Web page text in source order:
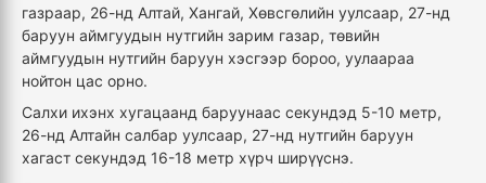
газраар, 26-нд Алтай, Хангай, Хөвсгөлийн уулсаар, 27-нд
баруун аймгуудын нутгийн зарим газар, төвийн
аймгуудын нутгийн баруун хэсгээр бороо, уулаараа
нойтон цас орно.
Салхи ихэнх хугацаанд баруунаас секундэд 5-10 метр,
26-нд Алтайн салбар уулсаар, 27-нд нутгийн баруун
хагаст секундэд 16-18 метр хүрч ширүүснэ.